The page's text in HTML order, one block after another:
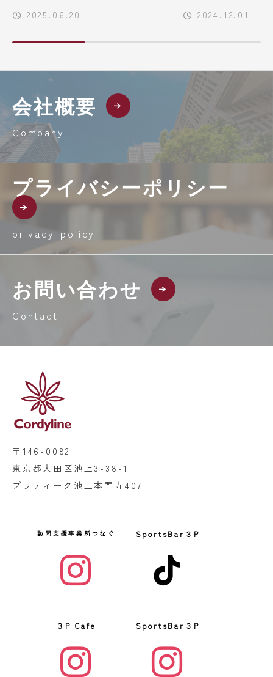
2025.06.20 2024.12.01
会社概要
Company
プライバシーポリシー
privacy-policy
お問い合わせ
Contact
〒146-0082
東京都大田区池上3-38-1
プラティーク池上本門寺407